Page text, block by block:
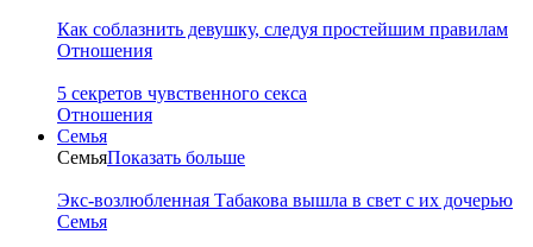
Как соблазнить девушку, следуя простейшим правилам
Отношения
5 секретов чувственного секса
Отношения
Семья
СемьяПоказать больше
Экс-возлюбленная Табакова вышла в свет с их дочерью
Семья